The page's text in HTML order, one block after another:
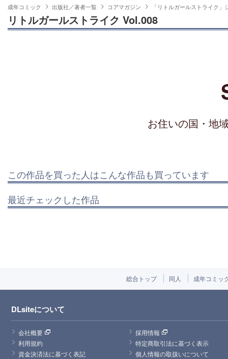
成年コミック 出版社／著者一覧 コアマガジン 「リトルガールストライク」
リトルガールストライク Vol.008
お住いの国・地
この作品を買った人はこんな作品も買っています
最近チェックした作品
総合トップ 同人 成年コミッ
DLsiteについて
会社概要
採用情報
利用規約
特定商取引法に基づく表示
資金決済法に基づく表記
個人情報の取扱いについて